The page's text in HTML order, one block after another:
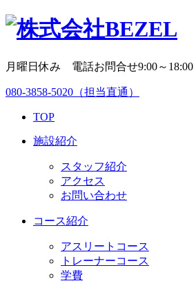
月曜日休み 電話お問合せ9:00～18:00
080-3858-5020 （担当直通）
TOP
施設紹介
スタッフ紹介
アクセス
お問い合わせ
コース紹介
アスリートコース
トレーナーコース
学費